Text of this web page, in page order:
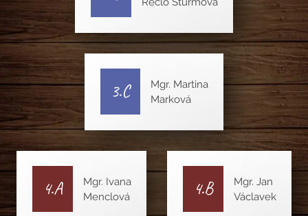
3.C
Mgr. Martina
Marková
4.A
Mgr. Ivana
Menclová
4.B
Mgr. Jan
Václavek